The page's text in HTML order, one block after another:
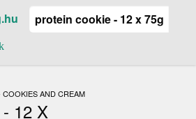
AND CREAM
12 X